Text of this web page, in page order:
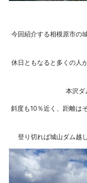
今回紹介する相模原市の
休日ともなると多くの人
本沢ダ
斜度も10％近く、距離は
登り切れば城山ダム越